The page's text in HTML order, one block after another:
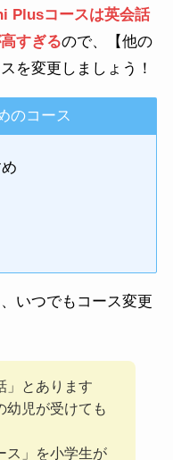
Plusコースは英会話
すぎるので、【他の
を変更しましょう！
のコース
いつでもコース変更
」とあります
幼児が受けても
ス」を小学生が